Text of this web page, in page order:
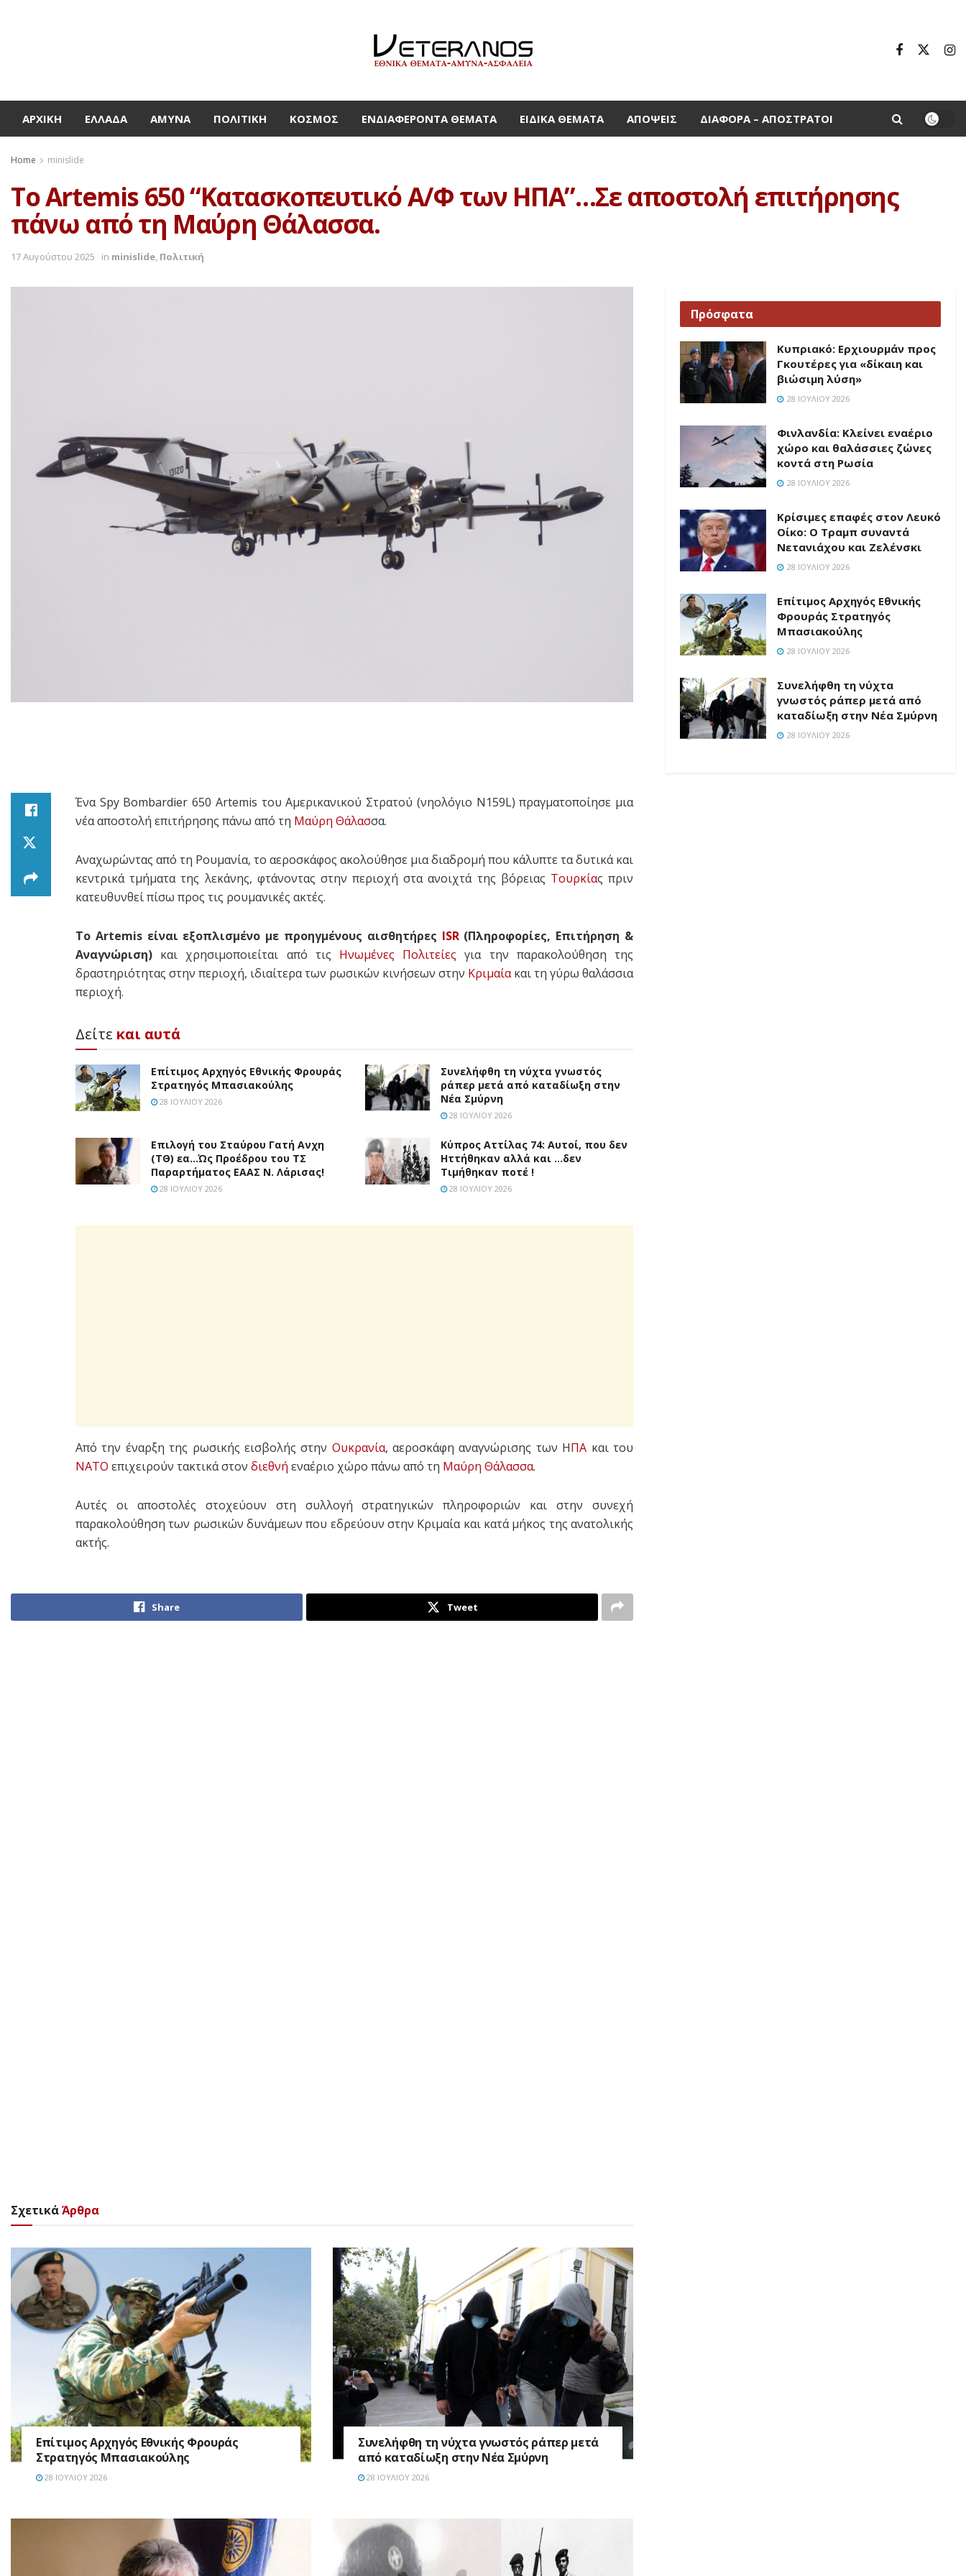
ΑΡΧΙΚΉ ΕΛΛΆΔΑ ΆΜΥΝΑ ΠΟΛΙΤΙΚΉ ΚΌΣΜΟΣ ΕΝΔΙΑΦΈΡΟΝΤΑ ΘΈΜΑΤΑ ΕΙΔΙΚΆ ΘΈΜΑΤΑ ΑΠΌΨΕΙΣ ΔΙΆΦΟΡΑ – ΑΠΌΣΤΡΑΤΟΙ
Home minislide
Το Artemis 650 “Κατασκοπευτικό Α/Φ των ΗΠΑ”…Σε αποστολή επιτήρησης
πάνω από τη Μαύρη Θάλασσα.
17 Αυγούστου 2025 in minislide, Πολιτική
Ένα Spy Bombardier 650 Artemis του Αμερικανικού Στρατού (νηολόγιο N159L) πραγματοποίησε μια
νέα αποστολή επιτήρησης πάνω από τη Μαύρη Θάλασσα.
Αναχωρώντας από τη Ρουμανία, το αεροσκάφος ακολούθησε μια διαδρομή που κάλυπτε τα δυτικά και
κεντρικά τμήματα της λεκάνης, φτάνοντας στην περιοχή στα ανοιχτά της βόρειας Τουρκίας πριν
κατευθυνθεί πίσω προς τις ρουμανικές ακτές.
Το Artemis είναι εξοπλισμένο με προηγμένους αισθητήρες ISR(Πληροφορίες, Επιτήρηση &
Αναγνώριση) και χρησιμοποιείται από τις Ηνωμένες Πολιτείες για την παρακολούθηση της
δραστηριότητας στην περιοχή, ιδιαίτερα των ρωσικών κινήσεων στην Κριμαίακαι τη γύρω θαλάσσια
περιοχή.
Δείτε και αυτά
Επίτιμος Αρχηγός Εθνικής Φρουράς
Στρατηγός Μπασιακούλης
28 ΙΟΥΛΊΟΥ 2026
Συνελήφθη τη νύχτα γνωστός
ράπερ μετά από καταδίωξη στην
Νέα Σμύρνη
28 ΙΟΥΛΊΟΥ 2026
Επιλογή του Σταύρου Γατή Ανχη
(ΤΘ) εα…Ώς Προέδρου του ΤΣ
Παραρτήματος ΕΑΑΣ Ν. Λάρισας!
28 ΙΟΥΛΊΟΥ 2026
Κύπρος Αττίλας 74: Αυτοί, που δεν
Ηττήθηκαν αλλά και …δεν
Τιμήθηκαν ποτέ !
28 ΙΟΥΛΊΟΥ 2026
Από την έναρξη της ρωσικής εισβολής στην Ουκρανία, αεροσκάφη αναγνώρισης των ΗΠΑ και του
ΝΑΤΟ επιχειρούν τακτικά στον διεθνή εναέριο χώρο πάνω από τη Μαύρη Θάλασσα.
Αυτές οι αποστολές στοχεύουν στη συλλογή στρατηγικών πληροφοριών και στην συνεχή
παρακολούθηση των ρωσικών δυνάμεων που εδρεύουν στην Κριμαία και κατά μήκος της ανατολικής
ακτής.
Share Tweet
ΣχετικάΆρθρα
Επίτιμος Αρχηγός Εθνικής Φρουράς
Στρατηγός Μπασιακούλης
28 ΙΟΥΛΊΟΥ 2026
Συνελήφθη τη νύχτα γνωστός ράπερ μετά
από καταδίωξη στην Νέα Σμύρνη
28 ΙΟΥΛΊΟΥ 2026
Πρόσφατα
Κυπριακό: Ερχιουρμάν προς
Γκουτέρες για «δίκαιη και
βιώσιμη λύση»
28 ΙΟΥΛΊΟΥ 2026
Φινλανδία: Κλείνει εναέριο
χώρο και θαλάσσιες ζώνες
κοντά στη Ρωσία
28 ΙΟΥΛΊΟΥ 2026
Κρίσιμες επαφές στον Λευκό
Οίκο: Ο Τραμπ συναντά
Νετανιάχου και Ζελένσκι
28 ΙΟΥΛΊΟΥ 2026
Επίτιμος Αρχηγός Εθνικής
Φρουράς Στρατηγός
Μπασιακούλης
28 ΙΟΥΛΊΟΥ 2026
Συνελήφθη τη νύχτα
γνωστός ράπερ μετά από
καταδίωξη στην Νέα Σμύρνη
28 ΙΟΥΛΊΟΥ 2026